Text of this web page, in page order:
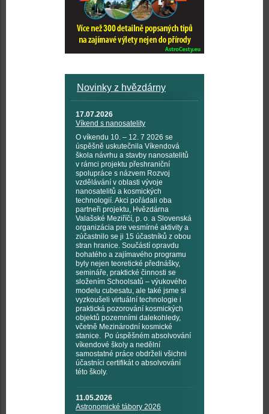
Novinky z hvězdárny
17.07.2026
Víkend s nanosatelity
O víkendu 10. – 12. 7 2026 se
úspěšně uskutečnila Víkendová
škola návrhu a stavby nanosatelitů
v rámci projektu přeshraniční
spolupráce s názvem Rozvoj
vzdělávání v oblasti vývoje
nanosatelitů a kosmických
technologií. Akci pořádali oba
partneři projektu, Hvězdárna
Valašské Meziříčí, p. o. a Slovenská
organizácia pre vesmírné aktivity a
zúčastnilo se ji 15 účastníků z obou
stran hranice. Součástí opravdu
bohatého a zajímavého programu
byly nejen teoretické přednášky,
semináře, praktické činnosti se
složením Schoolsatů – výukového
modelu cubesatu, ale také jsme si
vyzkoušeli virtuální technologie i
praktická pozorování kosmických
objektů pozemními dalekohledy,
včetně Mezinárodní kosmické
stanice. Po úspěšném absolvování
víkendové školy a nedělní
samostatné práce obdrželi všichni
účastníci certifikát o absolvování
této školy.
11.05.2026
Astronomické tábory 2026